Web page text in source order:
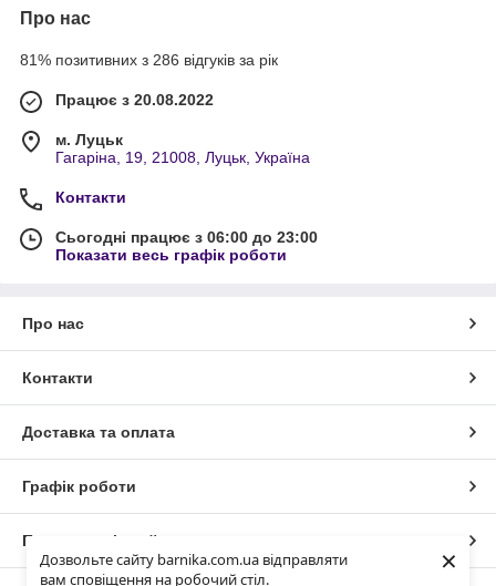
Дозвольте сайту barnika.com.ua відправляти
вам сповіщення на робочий стіл.
×
Про нас
81% позитивних з 286 відгуків за рік
Працює з 20.08.2022
м. Луцьк
Гагаріна, 19, 21008, Луцьк, Україна
Контакти
Сьогодні працює з 06:00 до 23:00
Показати весь графік роботи
Про нас
Контакти
Доставка та оплата
Графік роботи
Повна версія сайту